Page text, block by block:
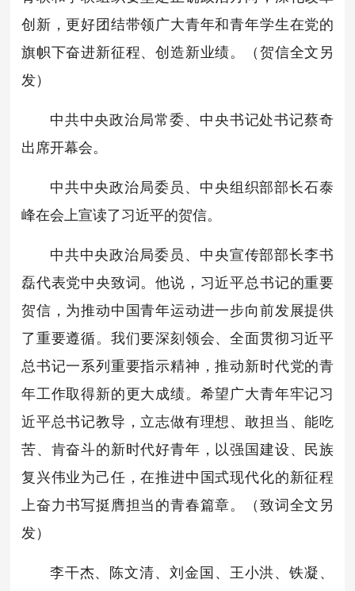
创新，更好团结带领广大青年和青年学生在党的
旗帜下奋进新征程、创造新业绩。（贺信全文另
发）
中共中央政治局常委、中央书记处书记蔡奇
出席开幕会。
中共中央政治局委员、中央组织部部长石泰
峰在会上宣读了习近平的贺信。
中共中央政治局委员、中央宣传部部长李书
磊代表党中央致词。他说，习近平总书记的重要
贺信，为推动中国青年运动进一步向前发展提供
了重要遵循。我们要深刻领会、全面贯彻习近平
总书记一系列重要指示精神，推动新时代党的青
年工作取得新的更大成绩。希望广大青年牢记习
近平总书记教导，立志做有理想、敢担当、能吃
苦、肯奋斗的新时代好青年，以强国建设、民族
复兴伟业为己任，在推进中国式现代化的新征程
上奋力书写挺膺担当的青春篇章。（致词全文另
发）
李干杰、陈文清、刘金国、王小洪、铁凝、